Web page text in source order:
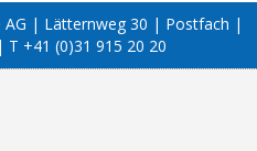
AG | Lätternweg 30 | Postfach |
+41 (0)31 915 20 20